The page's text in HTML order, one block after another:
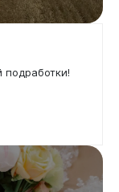
подработки!